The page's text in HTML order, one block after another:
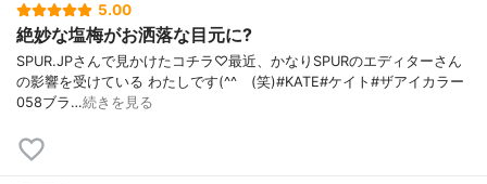
5.00
絶妙な塩梅がお洒落な目元に?
SPUR.JPさんで見かけたコチラ♡最近、かなりSPURのエディターさん
の影響を受けている わたしです(^^ゞ(笑)#KATE#ケイト#ザアイカラー
058ブラ…続きを見る